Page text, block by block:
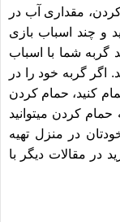
مقداری آب در
و چند اسباب بازی
گربه شما با اسباب
گربه خود را در
کنید، حمام کردن
کردن میتوانید
در منزل تهیه
در مقالات دیگر با